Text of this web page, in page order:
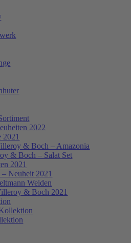
2022
2021
& Boch – Amazonia
& Boch – Salat Set
2021
Neuheit 2021
Weiden
& Boch 2021